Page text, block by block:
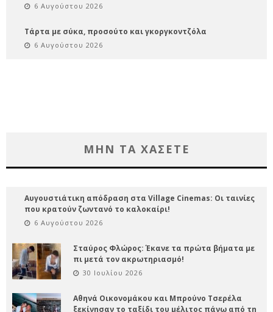
6 Αυγούστου 2026
Τάρτα με σύκα, προσούτο και γκοργκοντζόλα
6 Αυγούστου 2026
ΜΗΝ ΤΑ ΧΑΣΕΤΕ
Αυγουστιάτικη απόδραση στα Village Cinemas: Οι ταινίες
που κρατούν ζωντανό το καλοκαίρι!
6 Αυγούστου 2026
Σταύρος Φλώρος: Έκανε τα πρώτα βήματα με
πι μετά τον ακρωτηριασμό!
30 Ιουλίου 2026
Αθηνά Οικονομάκου και Μπρούνο Τσερέλα
ξεκίνησαν το ταξίδι του μέλιτος πάνω από τη